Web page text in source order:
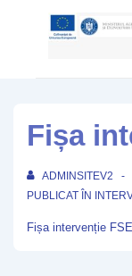
Fișa
ADMINSITEV2
PUBLICAT ÎN
Fișa intervenție